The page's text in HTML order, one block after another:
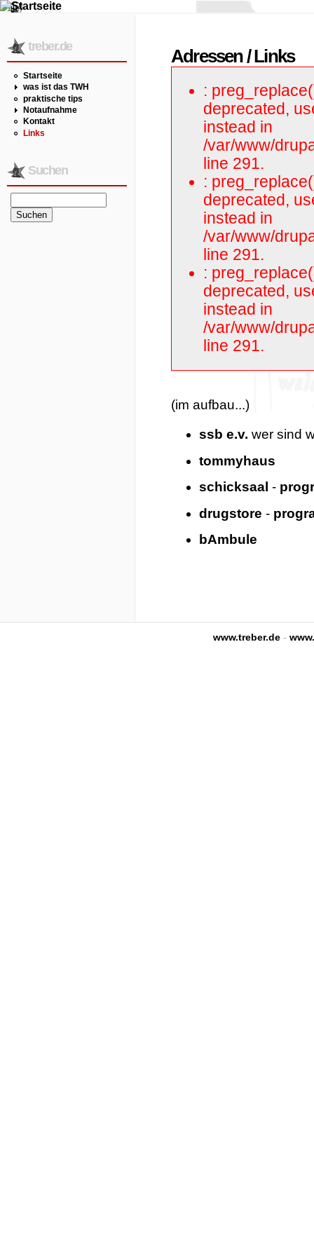
treber.de
Startseite
was ist das TWH
praktische tips
Notaufnahme
Kontakt
Links
Suchen
Adressen / Links
:
deprecated,
instead in
/var/www/
line 291.
:
deprecated,
instead in
/var/www/
line 291.
:
deprecated,
instead in
/var/www/
line 291.
(im aufbau...)
ssb e.v. wer sind
tommyhaus
schicksaal -
drugstore -
bAmbule
www.treber.de -